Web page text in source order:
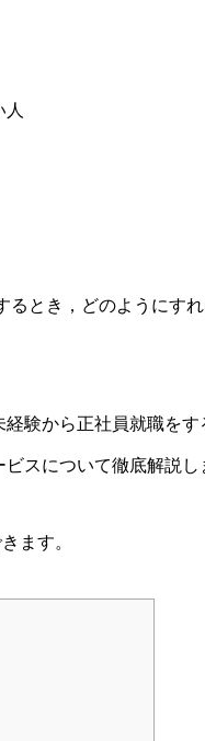
るとき，どのようにす
験から正社員就職をす
スについて徹底解説し
ます。